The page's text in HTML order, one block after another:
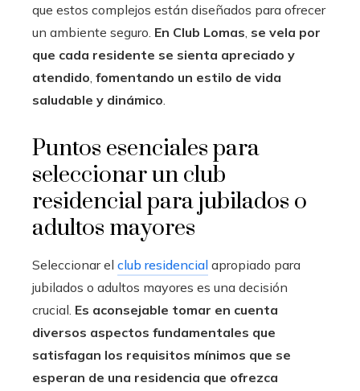
que estos complejos están diseñados para ofrecer
un ambiente seguro. En Club Lomas, se vela por
que cada residente se sienta apreciado y
atendido, fomentando un estilo de vida
saludable y dinámico.
Puntos esenciales para
seleccionar un club
residencial para jubilados o
adultos mayores
Seleccionar el club residencial apropiado para
jubilados o adultos mayores es una decisión
crucial. Es aconsejable tomar en cuenta
diversos aspectos fundamentales que
satisfagan los requisitos mínimos que se
esperan de una residencia que ofrezca